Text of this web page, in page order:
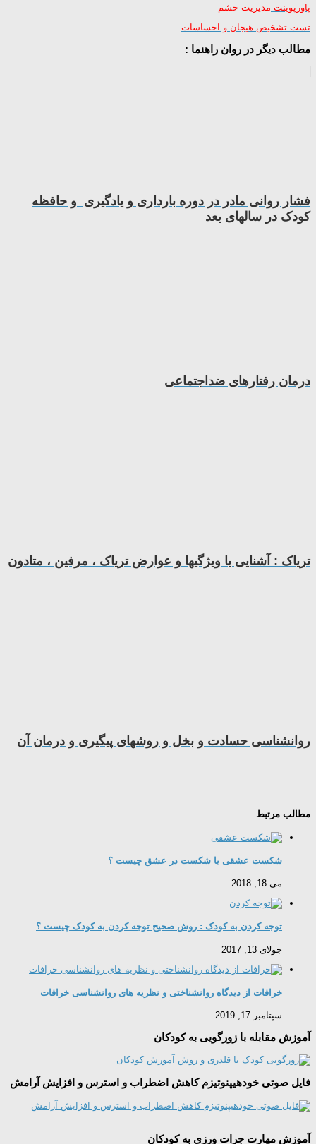
پاورپوینت مدیریت خشم
تست تشخیص هیجان و احساسات
مطالب دیگر در روان راهنما :
فشار روانی مادر در دوره بارداری و یادگیری و حافظه
کودک در سالهای بعد
درمان رفتارهای ضداجتماعی
تریاک : آشنایی با ویژگیها و عوارض تریاک ، مرفین ، متادون
روانشناسی حسادت و بخل و روشهای پیگیری و درمان آن
مطالب مرتبط
شکست عشقی یا شکست در عشق چیست ؟
می 18, 2018
توجه كردن به کودک : روش صحیح توجه كردن به کودک چیست ؟
جولای 13, 2017
خرافات از دیدگاه روانشناختی و نظریه های روانشناسی خرافات
سپتامبر 17, 2019
آموزش مقابله با زورگویی به کودکان
فایل صوتی خودهیپنوتیزم کاهش اضطراب و استرس و افزایش آرامش
آموزش مهارت جرات ورزی به کودکان